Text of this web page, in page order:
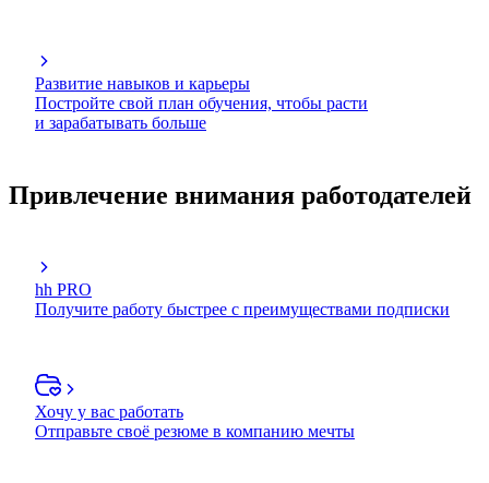
Развитие навыков и карьеры
Постройте свой план обучения, чтобы расти
и зарабатывать больше
Привлечение внимания работодателей
hh PRO
Получите работу быстрее с преимуществами подписки
Хочу у вас работать
Отправьте своё резюме в компанию мечты